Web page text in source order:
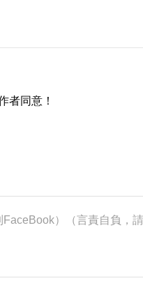
者同意！
FaceBook）（言責自負，